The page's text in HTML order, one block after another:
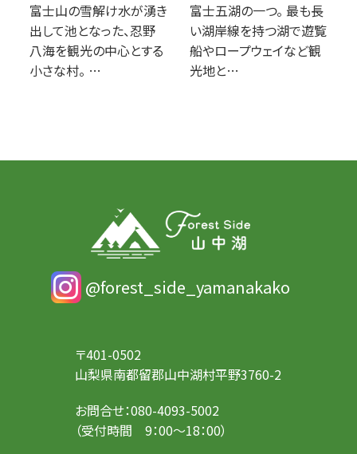
富士山の雪解け水が湧き
出して池となった、忍野
八海を観光の中心とする
小さな村。 …
富士五湖の一つ。 最も長
い湖岸線を持つ湖で遊覧
船やロープウェイなど観
光地と…
@forest_side_yamanakako
〒401-0502
山梨県南都留郡山中湖村平野3760-2
お問合せ：080-4093-5002
（受付時間 9：00～18：00）